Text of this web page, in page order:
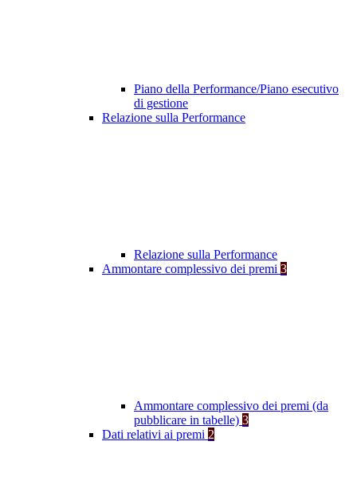
Piano della Performance/Piano esecutivo
di gestione
Relazione sulla Performance
Relazione sulla Performance
Ammontare complessivo dei premi 3
Ammontare complessivo dei premi (da
pubblicare in tabelle) 3
Dati relativi ai premi 2